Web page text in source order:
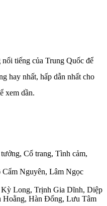
tiếng của Trung Quốc để
hay nhất, hấp dẫn nhất cho
xem dần.
Cổ trang, Tình cảm,
Nguyên, Lâm Ngọc
Long, Trịnh Gia Dĩnh, Diệp
Hoằng, Hàn Đống, Lưu Tâm